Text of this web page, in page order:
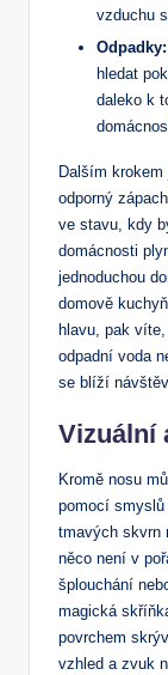
vzduchu
Odpadky:
hledat
daleko k
Dalším
odporný
ve stavu, kdy
domácnosti
jednoduchou
domově
hlavu, pak
odpadní voda
se blíží
Vizuální
Kromě nosu
pomocí
tmavých skvrn
něco není v
šplouchání
magická
povrchem
vzhled a zvuk